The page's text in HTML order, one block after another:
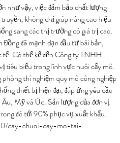
như vậy, việc đảm bảo chất lượng
không chỉ giúp nâng cao hiệu
sang các thị trường có giá trị cao.
đã mạnh dạn đầu tư bài bản,
Có thể kể đến Công ty TNHH
tiêu biểu trong lĩnh vực nuôi cấy mô.
thí nghiệm quy mô công nghiệp
thiết bị hiện đại, đáp ứng yêu cầu
Mỹ và Úc. Sản lượng của đơn vị
đó tới 90% phục vụ xuất khẩu.
cay-chuoi-cay-mo-tai-